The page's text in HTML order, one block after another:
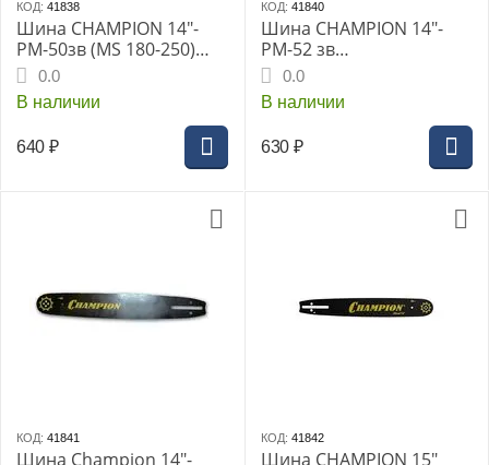
КОД: 41838
Шина CHAMPION 14"-
РМ-50зв (MS 180-250)
140SPEA074
0.0
В наличии
640 ₽
КОД: 41840
Шина CHAMPION 14"-
РМ-52 зв
(Р350,351,352,371,Champ
ion
242,341,345,335,137,142,
216,318,420,422,ECHO)
0.0
В наличии
630 ₽
КОД: 41841
Шина Champion 14"-
КОД: 41842
Шина CHAMPION 15"